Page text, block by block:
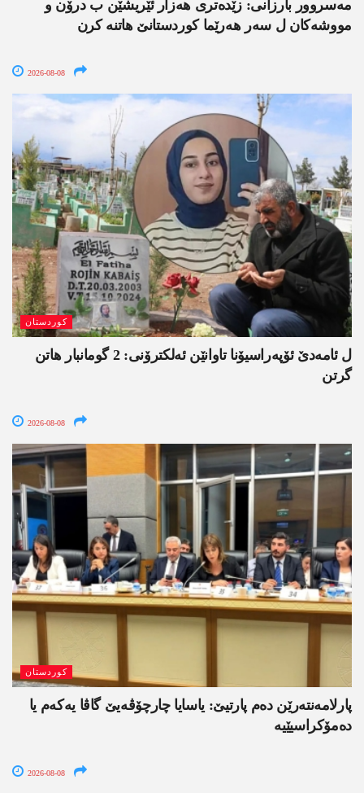
مەسروور بارزانی: زێدەتری ھەزار ئێریشێن ب درۆن و
مووشەکان ل سەر ھەرێما کوردستانێ ھاتنە کرن
2026-08-08
کوردستان
ل ئامەدێ ئۆپەراسیۆنا تاوانێن ئەلکترۆنی: 2 گومانبار ھاتن
گرتن
2026-08-08
کوردستان
پارلامەنتەرێن دەم پارتیێ: یاسایا چارچۆڤەیێ گاڤا یەکەم یا
دەمۆکراسیێیە
2026-08-08